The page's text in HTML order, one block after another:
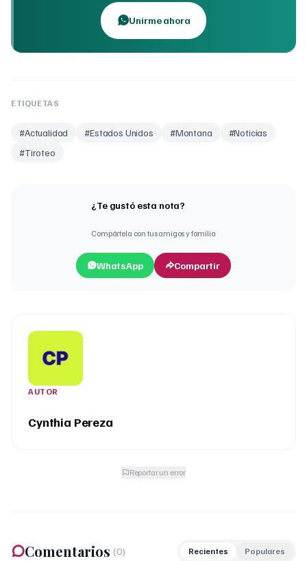
Unirme ahora
ETIQUETAS
#Actualidad #Estados Unidos #Montana #Noticias
#Tiroteo
¿Te gustó esta nota?
Compártela con tus amigos y familia
WhatsApp Compartir
AUTOR
Cynthia Pereza
Reportar un error
Comentarios (0) Recientes Populares